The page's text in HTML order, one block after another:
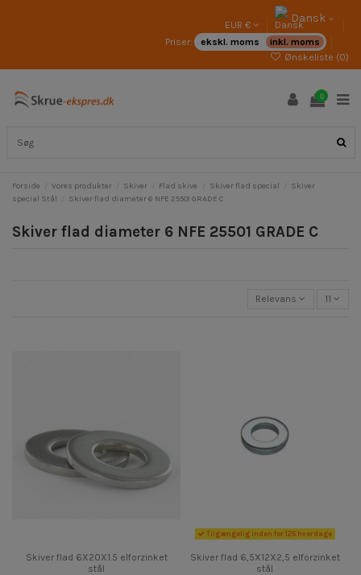
EUR € Dansk
Priser: ekskl. moms
inkl. moms
Ønskeliste (0)
0
Forside Vores produkter Skiver Flad skive Skiver flad special
Skiver
special Stål
Skiver flad diameter 6 NFE 25501 GRADE C
Skiver flad diameter 6 NFE 25501 GRADE C
Relevans 11
Skiver flad 6X20X1.5 elforzinket
stål
Tilgængelig inden for 126 hverdage
Skiver flad 6,5X12X2,5 elforzinket
stål